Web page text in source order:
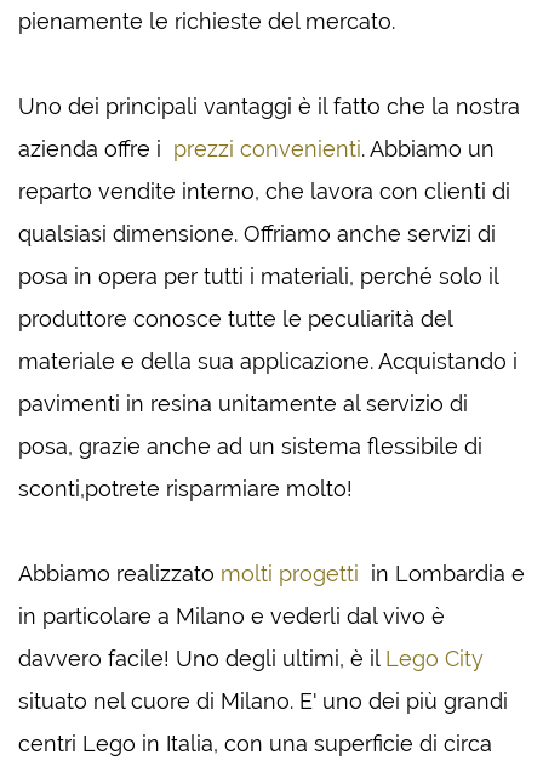
pienamente le richieste del mercato.
Uno dei principali vantaggi è il fatto che la nostra
azienda offre i prezzi convenienti. Abbiamo un
reparto vendite interno, che lavora con clienti di
qualsiasi dimensione. Offriamo anche servizi di
posa in opera per tutti i materiali, perché solo il
produttore conosce tutte le peculiarità del
materiale e della sua applicazione. Acquistando i
pavimenti in resina unitamente al servizio di
posa, grazie anche ad un sistema flessibile di
sconti,potrete risparmiare molto!
Abbiamo realizzato molti progetti in Lombardia e
in particolare a Milano e vederli dal vivo è
davvero facile! Uno degli ultimi, è il Lego City
situato nel cuore di Milano. E' uno dei più grandi
centri Lego in Italia, con una superficie di circa